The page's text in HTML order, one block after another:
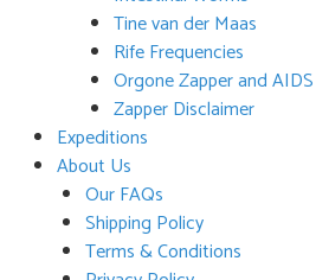
Tine van der Maas
Rife Frequencies
Orgone Zapper and AIDS
Zapper Disclaimer
Expeditions
About Us
Our FAQs
Shipping Policy
Terms & Conditions